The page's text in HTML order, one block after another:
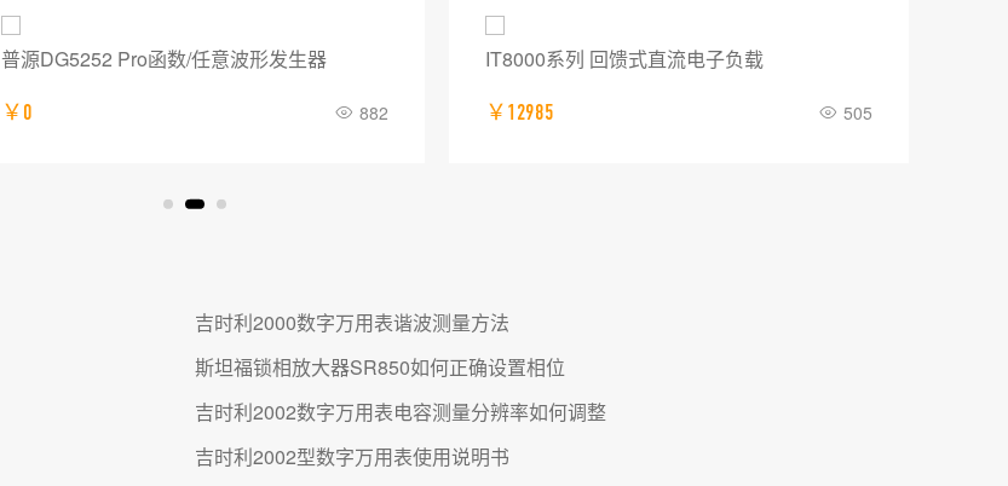
普源DG5252 Pro函数/任意波形发生器
￥0 882
IT8000系列 回馈式直流电子负载
￥12985 505
吉时利2000数字万用表谐波测量方法
斯坦福锁相放大器SR850如何正确设置相位
吉时利2002数字万用表电容测量分辨率如何调整
吉时利2002型数字万用表使用说明书